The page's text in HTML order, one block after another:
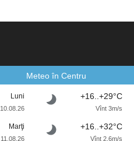
Meteo în Centru
Luni
10.08.26
+16..+29°C
Vînt 3m/s
Marţi
11.08.26
+16..+32°C
Vînt 2.6m/s